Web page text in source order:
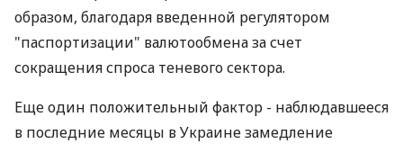
В Нацбанке заявляют, что в нынешнем месяце
ситуация вроде бы выровнялась. Так, по словам
директора департамента по управлению
валютным резервом и осуществлению операций
на открытом рынке НБУ Александра Дубихвоста,
спрос на валюту на наличном рынке в нынешнем